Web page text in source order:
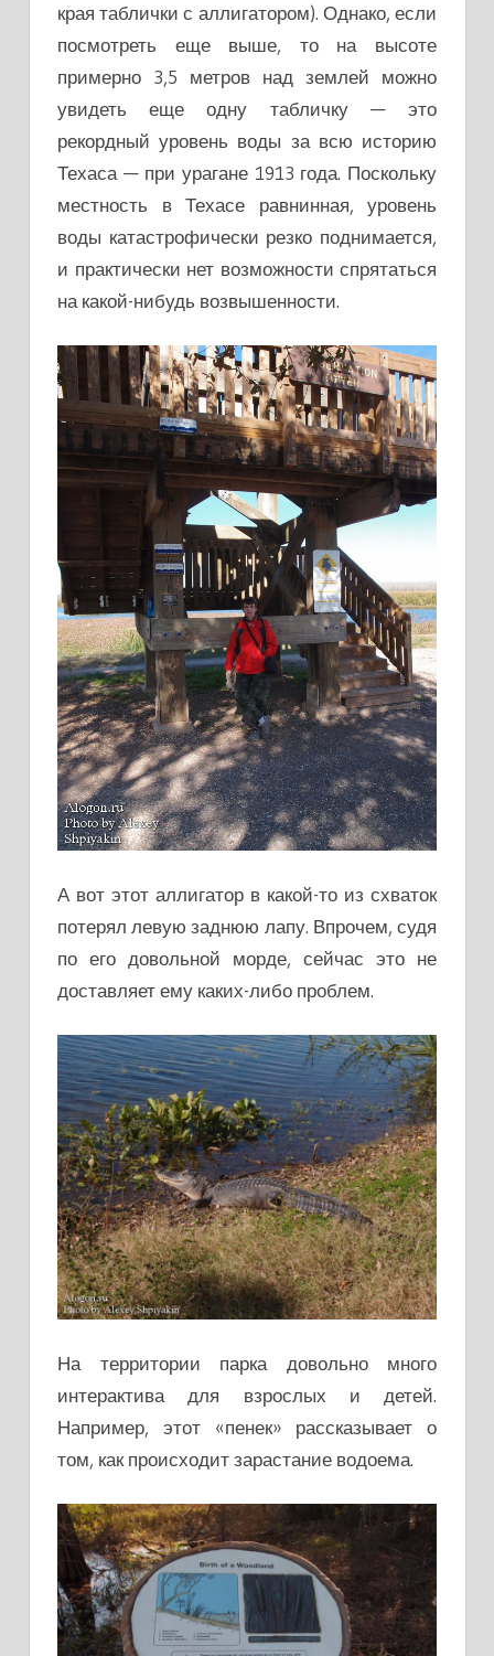
края таблички с аллигатором). Однако, если
посмотреть еще выше, то на высоте
примерно 3,5 метров над землей можно
увидеть еще одну табличку — это
рекордный уровень воды за всю историю
Техаса — при урагане 1913 года. Поскольку
местность в Техасе равнинная, уровень
воды катастрофически резко поднимается,
и практически нет возможности спрятаться
на какой-нибудь возвышенности.
А вот этот аллигатор в какой-то из схваток
потерял левую заднюю лапу. Впрочем, судя
по его довольной морде, сейчас это не
доставляет ему каких-либо проблем.
На территории парка довольно много
интерактива для взрослых и детей.
Например, этот «пенек» рассказывает о
том, как происходит зарастание водоема.